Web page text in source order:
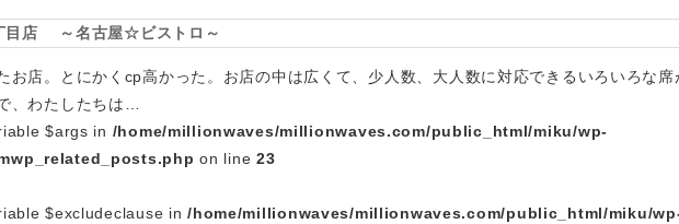
目店 ～名古屋☆ビストロ～
お店。とにかくcp高かった。お店の中は広くて、少人数、大人数に対応できるいろいろな席
、わたしたちは…
$args in /home/millionwaves/millionwaves.com/public_html/miku/wp-
on line23
$excludeclause in/home/millionwaves/millionwaves.com/public_html/miku/